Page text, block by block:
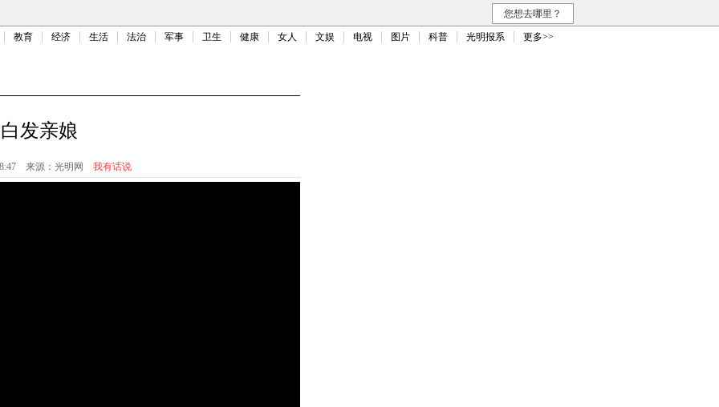
您想去哪里？
教育 经济 生活 法治 军事 卫生 健康 女人 文娱 电视 图片 科普 光明报系 更多>>
白发亲娘
来源： 光明网 我有话说